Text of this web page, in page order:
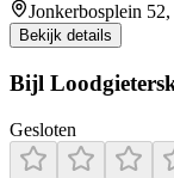
Jonkerbosplein
Bekijk details
Bijl
Gesloten